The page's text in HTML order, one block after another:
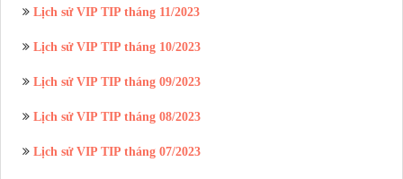
Lịch sử VIP TIP tháng 11/2023
Lịch sử VIP TIP tháng 10/2023
Lịch sử VIP TIP tháng 09/2023
Lịch sử VIP TIP tháng 08/2023
Lịch sử VIP TIP tháng 07/2023